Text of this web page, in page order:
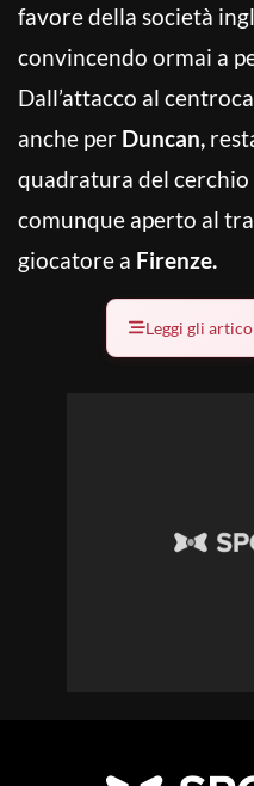
favore della società
convincendo ormai a
Dall’attacco al
anche per Duncan,
quadratura del cerchio
comunque aperto al
giocatore a Firenze.
Leggi gli